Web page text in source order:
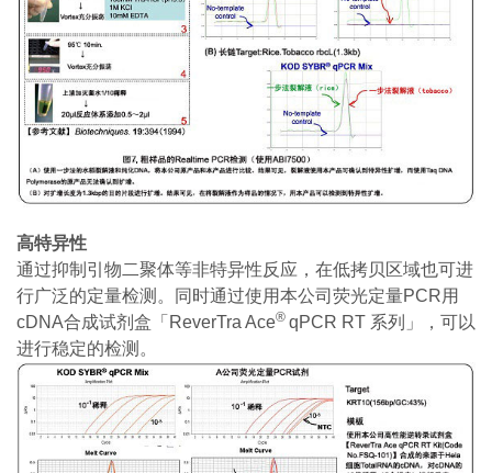
高特异性
通过抑制引物二聚体等非特异性反应，在低拷贝区域也可进
行广泛的定量检测。同时通过使用本公司荧光定量PCR用
cDNA合成试剂盒「ReverTra Ace® qPCR RT 系列」，可以
进行稳定的检测。